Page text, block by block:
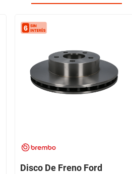
Disco De Freno Ford